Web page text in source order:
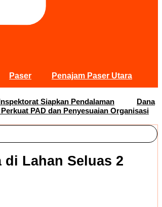
Paser Penajam Paser Utara
Siapkan Pendalaman
Dana
PAD dan Penyesuaian Organisasi
di Lahan Seluas 2